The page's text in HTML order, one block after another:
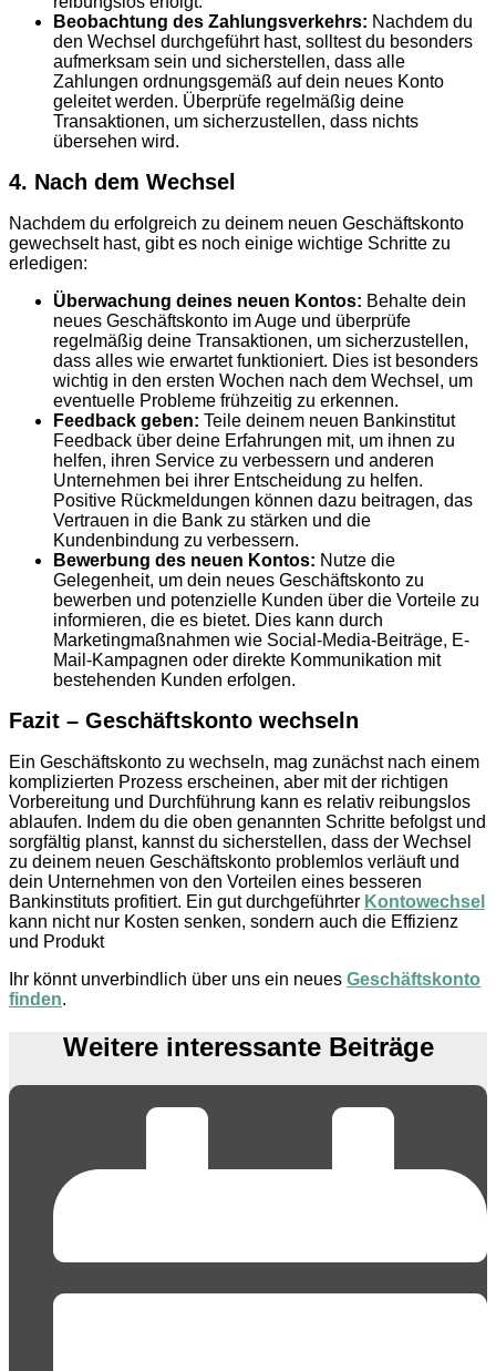
Beobachtung des Zahlungsverkehrs: Nachdem du
den Wechsel durchgeführt hast, solltest du besonders
aufmerksam sein und sicherstellen, dass alle
Zahlungen ordnungsgemäß auf dein neues Konto
geleitet werden. Überprüfe regelmäßig deine
Transaktionen, um sicherzustellen, dass nichts
übersehen wird.
4. Nach dem Wechsel
Nachdem du erfolgreich zu deinem neuen Geschäftskonto
gewechselt hast, gibt es noch einige wichtige Schritte zu
erledigen:
Überwachung deines neuen Kontos: Behalte dein
neues Geschäftskonto im Auge und überprüfe
regelmäßig deine Transaktionen, um sicherzustellen,
dass alles wie erwartet funktioniert. Dies ist besonders
wichtig in den ersten Wochen nach dem Wechsel, um
eventuelle Probleme frühzeitig zu erkennen.
Feedback geben: Teile deinem neuen Bankinstitut
Feedback über deine Erfahrungen mit, um ihnen zu
helfen, ihren Service zu verbessern und anderen
Unternehmen bei ihrer Entscheidung zu helfen.
Positive Rückmeldungen können dazu beitragen, das
Vertrauen in die Bank zu stärken und die
Kundenbindung zu verbessern.
Bewerbung des neuen Kontos: Nutze die
Gelegenheit, um dein neues Geschäftskonto zu
bewerben und potenzielle Kunden über die Vorteile zu
informieren, die es bietet. Dies kann durch
Marketingmaßnahmen wie Social-Media-Beiträge, E-
Mail-Kampagnen oder direkte Kommunikation mit
bestehenden Kunden erfolgen.
Fazit – Geschäftskonto wechseln
Ein Geschäftskonto zu wechseln, mag zunächst nach einem
komplizierten Prozess erscheinen, aber mit der richtigen
Vorbereitung und Durchführung kann es relativ reibungslos
ablaufen. Indem du die oben genannten Schritte befolgst und
sorgfältig planst, kannst du sicherstellen, dass der Wechsel
zu deinem neuen Geschäftskonto problemlos verläuft und
dein Unternehmen von den Vorteilen eines besseren
Bankinstituts profitiert. Ein gut durchgeführter Kontowechsel
kann nicht nur Kosten senken, sondern auch die Effizienz
und Produkt
Ihr könnt unverbindlich über uns ein neues Geschäftskonto
finden.
Weitere interessante Beiträge